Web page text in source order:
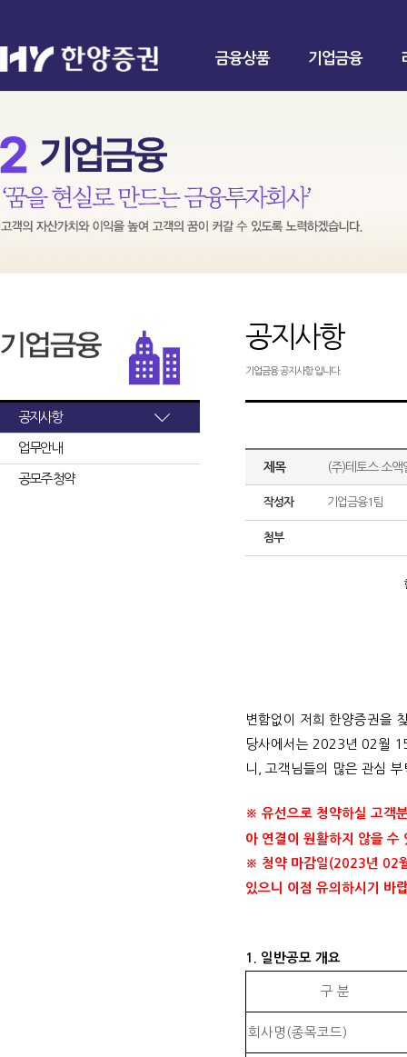
금융상품 기업금융
공지사항
업무안내
공모주 청약
공지사항
기업금융 공지사항 입니다.
제목 (주)테토스 소액
작성자 기업금융1팀
첨부
변함없이 저희 한양증권을
당사에서는 2023년 02월
니, 고객님들의 많은 관심
※ 유선으로 청약하실 고객
아 연결이 원활하지 않을 수
※ 청약 마감일(2023년 02
있으니 이점 유의하시기 바
1. 일반공모 개요
구 분
회사명(종목코드)